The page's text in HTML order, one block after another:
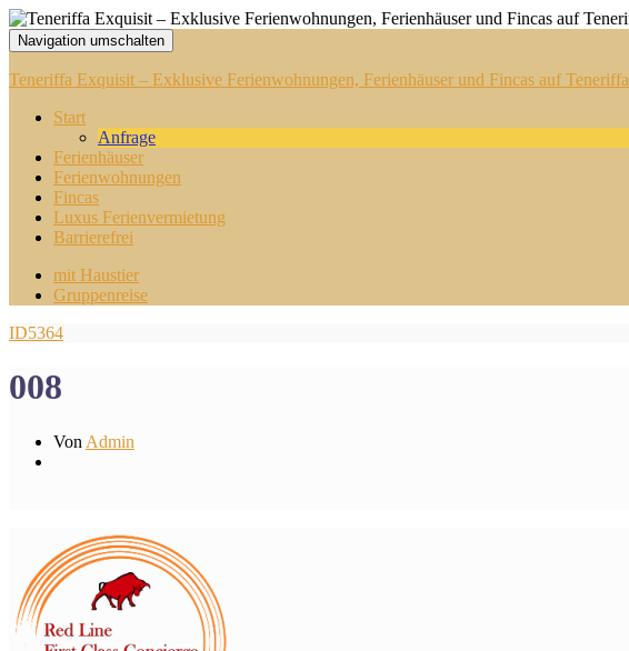
Navigation umschalten
Teneriffa Exquisit – Exklusive Ferienwohnungen, Ferienhäuser und Fincas auf Teneriffa
Start
Anfrage
Ferienhäuser
Ferienwohnungen
Fincas
Luxus Ferienvermietung
Barrierefrei
mit Haustier
Gruppenreise
ID5364
008
Von Admin